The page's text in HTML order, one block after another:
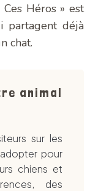
Héros » est
partagent déjà
chat.
animal
sur les
pour
chiens et
des